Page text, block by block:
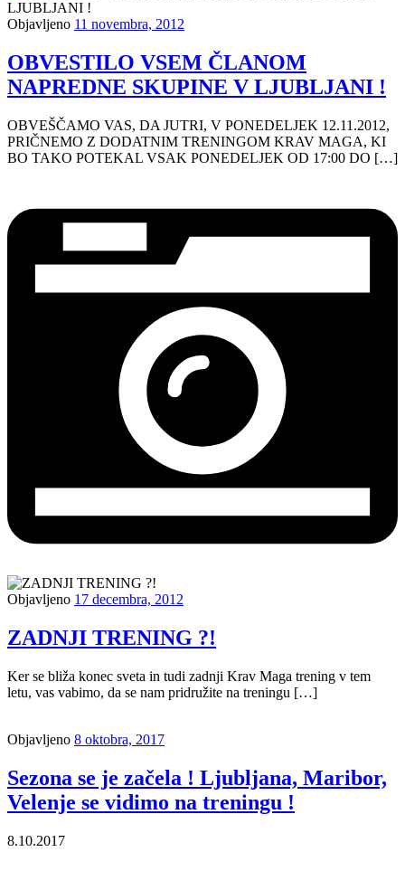
Objavljeno 11 novembra, 2012
OBVESTILO VSEM ČLANOM
NAPREDNE SKUPINE V LJUBLJANI !
OBVEŠČAMO VAS, DA JUTRI, V PONEDELJEK 12.11.2012,
PRIČNEMO Z DODATNIM TRENINGOM KRAV MAGA, KI
BO TAKO POTEKAL VSAK PONEDELJEK OD 17:00 DO […]
Objavljeno 17 decembra, 2012
ZADNJI TRENING ?!
Ker se bliža konec sveta in tudi zadnji Krav Maga trening v tem
letu, vas vabimo, da se nam pridružite na treningu […]
Objavljeno 8 oktobra, 2017
Sezona se je začela ! Ljubljana, Maribor,
Velenje se vidimo na treningu !
8.10.2017